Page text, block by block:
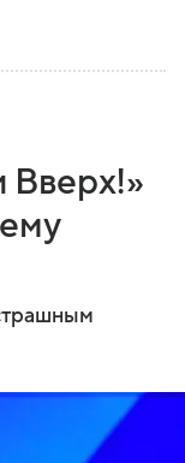
Вверх!»